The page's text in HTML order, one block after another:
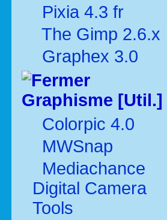
Pixia 4.3 fr
The Gimp 2.6.x
Graphex 3.0
Graphisme [Util.]
Colorpic 4.0
MWSnap
Mediachance
Digital Camera
Tools